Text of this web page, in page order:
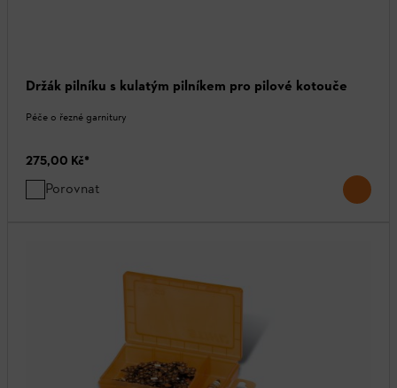
Držák pilníku s kulatým pilníkem pro pilové kotouče
Péče o řezné garnitury
275,00 Kč*
Porovnat